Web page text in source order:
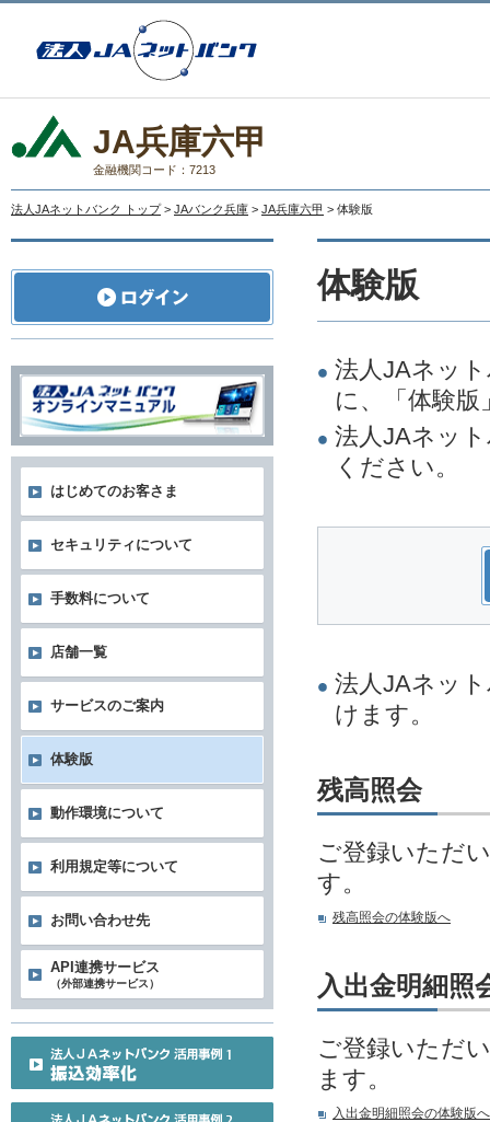
JA兵庫六甲
金融機関コード：7213
法人JAネットバンク トップ > JAバンク兵庫 > JA兵庫六甲 > 体験版
体験版
法人JAネッ
に、「体験
法人JAネッ
ください。
法人JAネッ
けます。
残高照会
ご登録いただ
す。
残高照会の体験版へ
入出金明細照
ご登録いただ
ます。
入出金明細照会の体験版へ
はじめてのお客さま
セキュリティについて
手数料について
店舗一覧
サービスのご案内
体験版
動作環境について
利用規定等について
お問い合わせ先
API連携サービス
（外部連携サービス）